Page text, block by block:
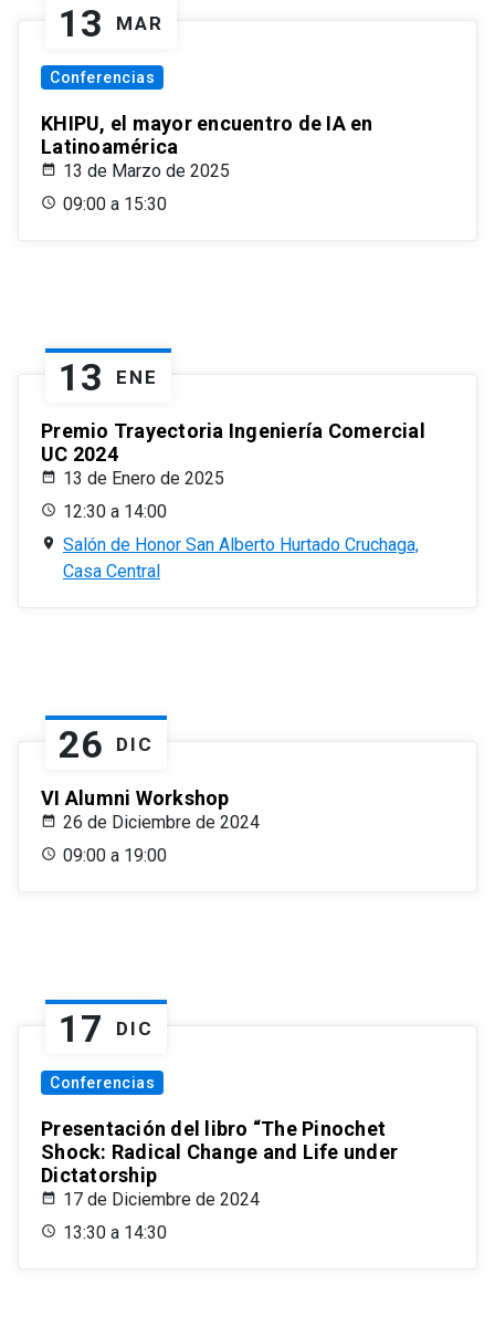
13 MAR
Conferencias
KHIPU, el mayor encuentro de IA en
Latinoamérica
13 de Marzo de 2025
09:00 a 15:30
13 ENE
Premio Trayectoria Ingeniería Comercial
UC 2024
13 de Enero de 2025
12:30 a 14:00
Salón de Honor San Alberto Hurtado Cruchaga,
Casa Central
26 DIC
VI Alumni Workshop
26 de Diciembre de 2024
09:00 a 19:00
17 DIC
Conferencias
Presentación del libro “The Pinochet
Shock: Radical Change and Life under
Dictatorship
17 de Diciembre de 2024
13:30 a 14:30